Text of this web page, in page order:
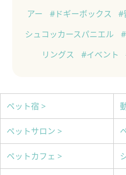
アー
#ドギーボックス #
シュコッカースパニエル
リングス
#イベント
ペット宿 >
ペットサロン >
ペットカフェ >